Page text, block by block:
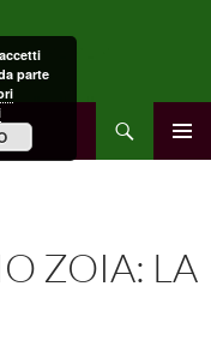
ZOIA: LA
parte